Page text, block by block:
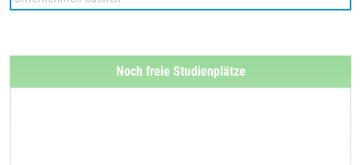
Noch freie Studienplätze